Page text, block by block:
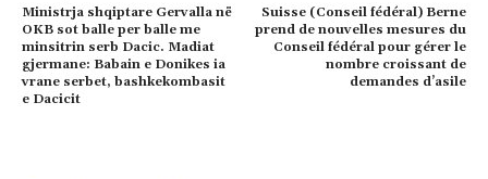
Ministrja shqiptare Gervalla në
OKB sot balle per balle me
minsitrin serb Dacic. Madiat
gjermane: Babain e Donikes ia
vrane serbet, bashkekombasit
e Dacicit
Suisse (Conseil fédéral) Berne
prend de nouvelles mesures du
Conseil fédéral pour gérer le
nombre croissant de
demandes d’asile